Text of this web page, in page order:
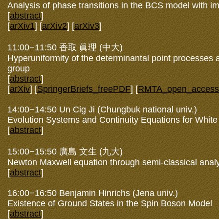
Analysis of phase transitions in the BCS model with
[abstract]
[arXiv1] [arXiv2] [arXiv3]
11:00−11:50 香取 眞理 (中大)
Hyperuniformity of the determinantal point processes
group
[abstract]
[arXiv] [SpringerBriefs_freePDF] [RMTA_open_access
14:00−14:50 Un Cig Ji (Chungbuk national univ.)
Evolution Systems and Continuity Equations for
[abstract]
15:00−15:50 廣島 文生 (九大)
Newton Maxwell equation through semi-classical
[abstract]
16:00−16:50 Benjamin Hinrichs (Jena univ.)
Existence of Ground States in the Spin Boson Model
[abstract]